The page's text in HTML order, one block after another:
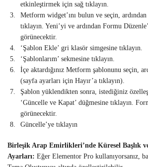
etkinleştirmek için sağ tıklayın.
Metform widget’ını bulun ve seçin,
tıklayın. Yeni’yi ve ardından Formu
görünecektir.
‘Şablon Ekle’ gri klasör simgesine tıklayın.
‘Şablonlarım’ sekmesine tıklayın.
İçe aktardığınız Metform şablonunu seçin,
(sayfa ayarları için Hayır’a tıklayın).
Şablon yüklendikten sonra, istediğiniz
‘Güncelle ve Kapat’ düğmesine tıklayın.
görünecektir.
Güncelle’ye tıklayın
Birleşik Arap Emirlikleri’nde Küresel Başlık
Ayarları: Eğer Elementor Pro kullanıyorsanız,